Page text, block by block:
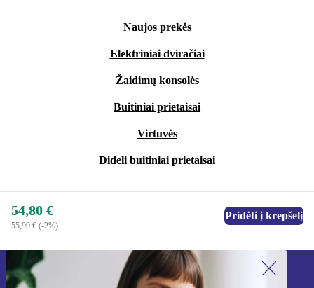
Naujos prekės
Elektriniai dviračiai
Žaidimų konsolės
Buitiniai prietaisai
Virtuvės
Dideli buitiniai prietaisai
54,80 €
55,99 € (-2%)
Pridėti į krepšelį
Užsiprenumeruok mūsų naujienlaiškį!